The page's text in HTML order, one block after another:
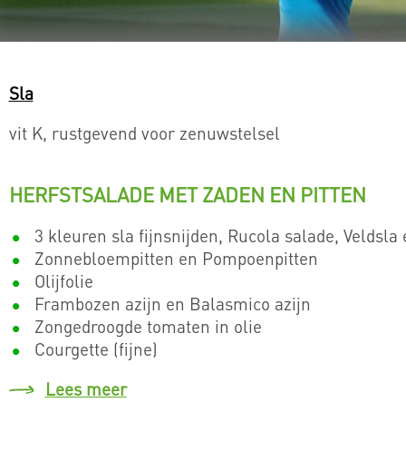
Sla
vit K, rustgevend voor zenuwstelsel
HERFSTSALADE MET ZADEN EN PITTEN
3 kleuren sla fijnsnijden, Rucola salade, Veldsla
Zonnebloempitten en Pompoenpitten
Olijfolie
Frambozen azijn en Balasmico azijn
Zongedroogde tomaten in olie
Courgette (fijne)
Lees meer